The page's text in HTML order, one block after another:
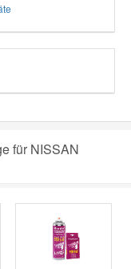
für NISSAN